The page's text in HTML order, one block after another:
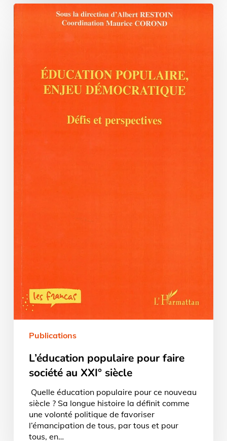
L’éducation
pour
Publications
L’éducation populaire pour faire
société au XXI° siècle
Quelle éducation populaire pour ce nouveau
siècle ? Sa longue histoire la définit comme
une volonté politique de favoriser
l’émancipation de tous, par tous et pour
tous, en…